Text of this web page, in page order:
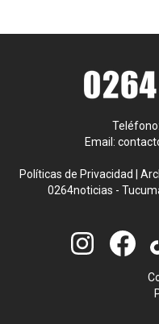
Email:
Políticas de Privacidad |
0264noticias -